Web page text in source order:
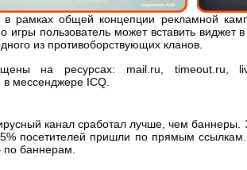
рамках общей концепции рекламной
игры пользователь может вставить виджет в
из противоборствующих кланов.
на ресурсах: mail.ru, timeout.ru,
мессенджере ICQ.
канал сработал лучше, чем баннеры.
посетителей пришли по прямым
по баннерам.